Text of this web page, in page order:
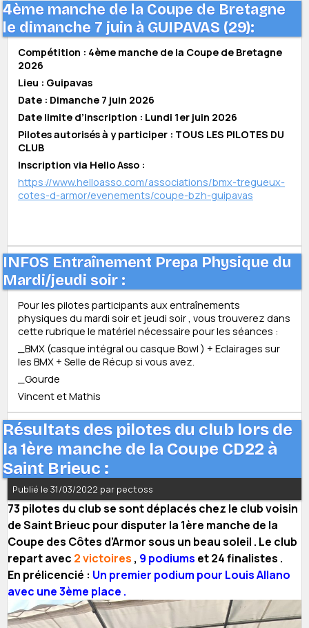
4ème manche de la Coupe de Bretagne
le dimanche 7 juin à GUIPAVAS (29):
Compétition : 4ème manche de la Coupe de Bretagne
2026
Lieu : Guipavas
Date : Dimanche 7 juin 2026
Date limite d’inscription : Lundi 1er juin 2026
Pilotes autorisés à y participer : TOUS LES PILOTES DU
CLUB
Inscription via Hello Asso :
https://www.helloasso.com/associations/bmx-tregueux-
cotes-d-armor/evenements/coupe-bzh-guipavas
INFOS Entraînement Prepa Physique du
Mardi/jeudi soir :
Pour les pilotes participants aux entraînements
physiques du mardi soir et jeudi soir , vous trouverez dans
cette rubrique le matériel nécessaire pour les séances :
_BMX (casque intégral ou casque Bowl ) + Eclairages sur
les BMX + Selle de Récup si vous avez.
_Gourde
Vincent et Mathis
Résultats des pilotes du club lors de
la 1ère manche de la Coupe CD22 à
Saint Brieuc :
Publié le 31/03/2022 par pectoss
73 pilotes du club se sont déplacés chez le club voisin
de Saint Brieuc pour disputer la 1ère manche de la
Coupe des Côtes d’Armor sous un beau soleil . Le club
repart avec 2 victoires , 9 podiums et 24 finalistes .
En prélicencié : Un premier podium pour Louis Allano
avec une 3ème place .